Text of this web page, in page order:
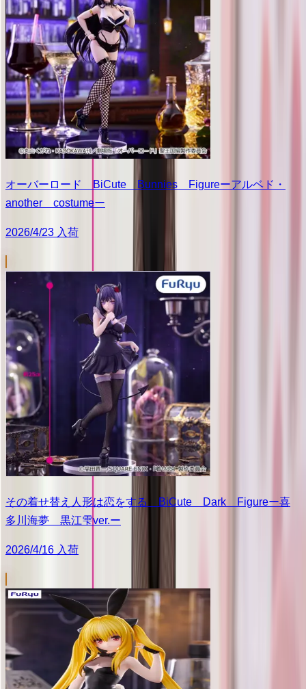
オーバーロード BiCute Bunnies Figureーアルベド・
another costumeー
2026/4/23 入荷
その着せ替え人形は恋をする BiCute Dark Figureー喜
多川海夢 黒江雫ver.ー
2026/4/16 入荷